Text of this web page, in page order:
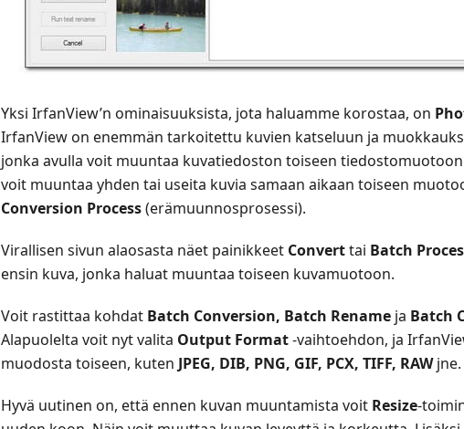
Yksi IrfanView’n ominaisuuksista, jota haluamme korostaa, on
IrfanView on enemmän tarkoitettu kuvien katseluun ja
jonka avulla voit muuntaa kuvatiedoston toiseen
voit muuntaa yhden tai useita kuvia samaan aikaan toiseen
Conversion Process(erämuunnosprosessi).
Virallisen sivun alaosasta näet painikkeet Converttai Batch
ensin kuva, jonka haluat muuntaa toiseen kuvamuotoon.
Voit rastittaa kohdat Batch Conversion, Batch Rename ja Batch
Alapuolelta voit nyt valita Output Format-vaihtoehdon, ja
muodosta toiseen, kuten JPEG, DIB, PNG, GIF, PCX, TIFF, RAWjne.
Hyvä uutinen on, että ennen kuvan muuntamista voit Resize-